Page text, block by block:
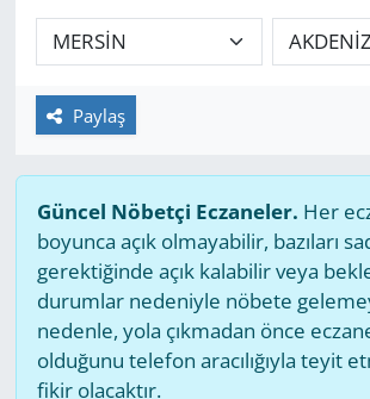
Paylaş
Güncel Nöbetçi Eczaneler. Her
boyunca açık olmayabilir, bazıları
gerektiğinde açık kalabilir veya
durumlar nedeniyle nöbete
nedenle, yola çıkmadan önce
olduğunu telefon aracılığıyla teyit
fikir olacaktır.
GÜNDEM
HABERDE İNSAN
MAGAZİN
POLİTİKA
RESMİ İLANLAR